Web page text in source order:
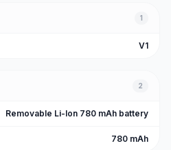
1
V1
2
Removable Li-Ion 780 mAh battery
780 mAh